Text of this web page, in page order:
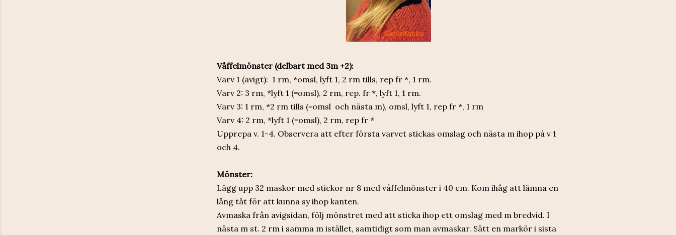
Våffelmönster (delbart med 3m +2):
Varv 1 (avigt): 1 rm, *omsl, lyft 1, 2 rm tills, rep fr *, 1 rm.
Varv 2: 3 rm, *lyft 1 (=omsl), 2 rm, rep. fr *, lyft 1, 1 rm.
Varv 3: 1 rm, *2 rm tills (=omsl och nästa m), omsl, lyft 1, rep fr *, 1 rm
Varv 4: 2 rm, *lyft 1 (=omsl), 2 rm, rep fr *
Upprepa v. 1-4. Observera att efter första varvet stickas omslag och nästa m ihop på v 1
och 4.
Mönster:
Lägg upp 32 maskor med stickor nr 8 med våffelmönster i 40 cm. Kom ihåg att lämna en
lång tåt för att kunna sy ihop kanten.
Avmaska från avigsidan, följ mönstret med att sticka ihop ett omslag med m bredvid. I
nästa m st. 2 rm i samma m istället, samtidigt som man avmaskar. Sätt en markör i sista